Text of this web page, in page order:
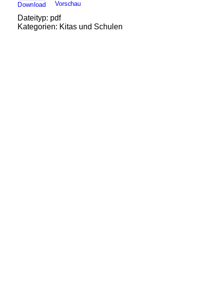
Download Vorschau
Dateityp: pdf
Kategorien: Kitas und Schulen